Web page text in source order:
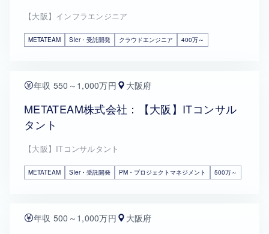
【大阪】インフラエンジニア
METATEAM SIer・受託開発 クラウドエンジニア 400万～
年収 550～1,000万円 大阪府
METATEAM株式会社：【大阪】ITコンサル
タント
【大阪】ITコンサルタント
METATEAM SIer・受託開発 PM・プロジェクトマネジメント 500万～
年収 500～1,000万円 大阪府